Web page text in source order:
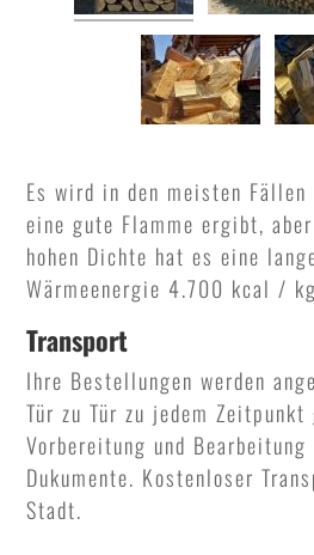
Es wird in den meisten
eine gute Flamme ergibt,
hohen Dichte hat es eine
Wärmeenergie 4.700 kcal /
Transport
Ihre Bestellungen werden
Tür zu Tür zu jedem
Vorbereitung und
Dukumente. Kostenloser
Stadt.